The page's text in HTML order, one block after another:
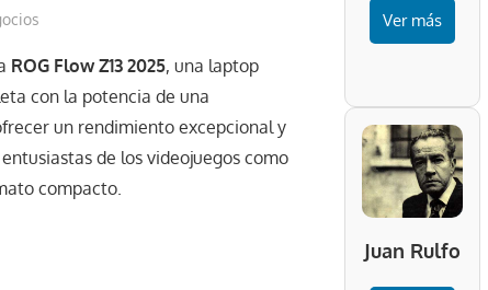
ROG Flow Z13 2025, una laptop
con la potencia de una
un rendimiento excepcional y
de los videojuegos como
compacto.
Ver más
Juan Rulfo